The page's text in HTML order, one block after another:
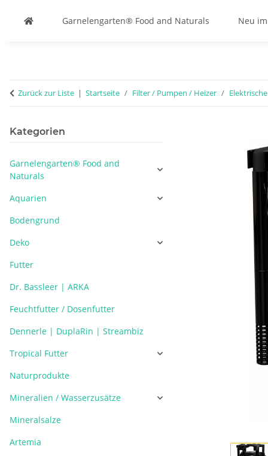
Garnelengarten® Food and Naturals Neu
Zurück zur Liste Startseite Filter / Pumpen / Heizer
Kategorien
Garnelengarten® Food and
Naturals
Aquarien
Bodengrund
Deko
Futter
Dr. Bassleer | ARKA
Feuchtfutter / Dosenfutter
Dennerle | DuplaRin | Streambiz
Tropical Futter
Naturprodukte
Mineralien / Wasserzusätze
Mineralsalze
Artemia